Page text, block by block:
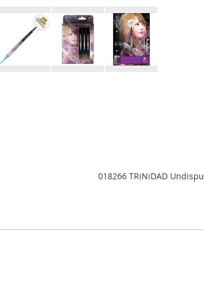
018266 TRiNiDAD